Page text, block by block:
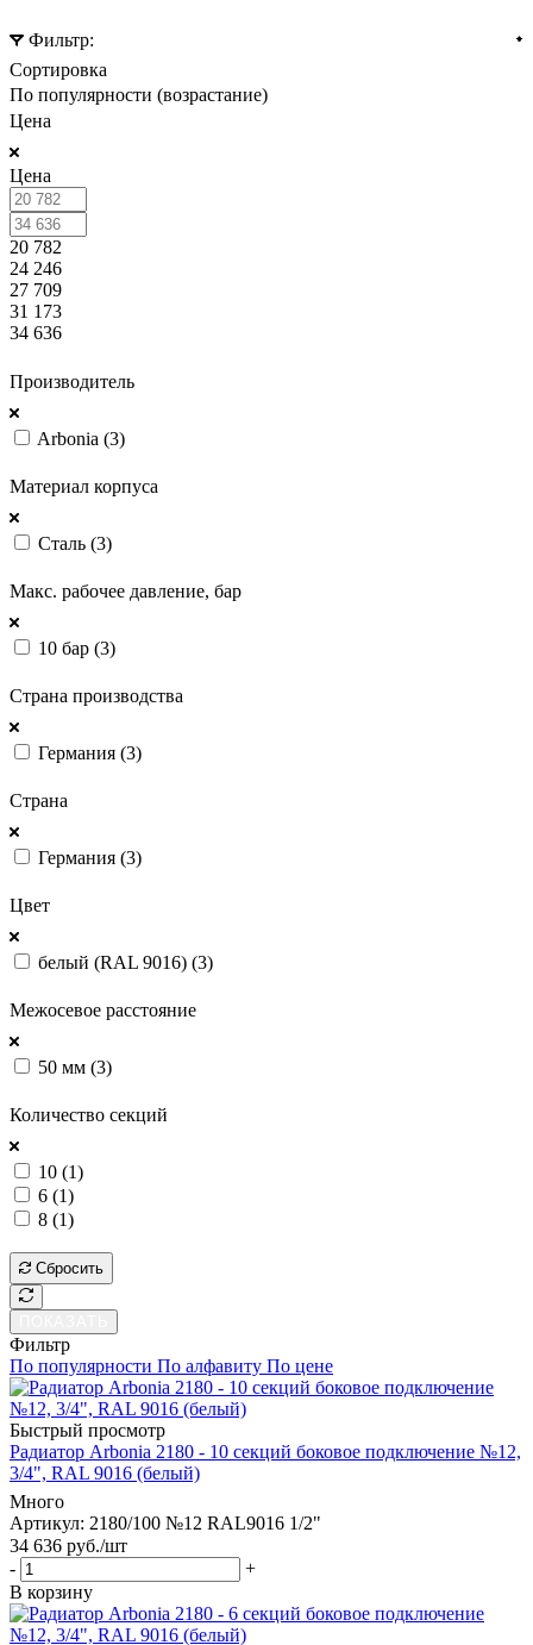
Фильтр:
Сортировка
По популярности (возрастание)
Цена
Цена
20 782
24 246
27 709
31 173
34 636
Производитель
Arbonia (3)
Материал корпуса
Сталь (3)
Макс. рабочее давление, бар
10 бар (3)
Страна производства
Германия (3)
Страна
Германия (3)
Цвет
белый (RAL 9016) (3)
Межосевое расстояние
50 мм (3)
Количество секций
10 (1)
6 (1)
8 (1)
Сбросить
Фильтр
По популярности По алфавиту По цене
Быстрый просмотр
Радиатор Arbonia 2180 - 10 секций боковое подключение №12,
3/4", RAL 9016 (белый)
Много
Артикул: 2180/100 №12 RAL9016 1/2"
34 636 руб./шт
-
+
В корзину